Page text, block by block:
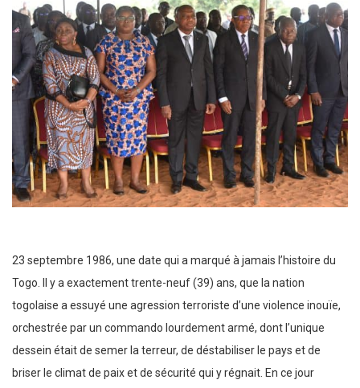
23 septembre 1986, une date qui a marqué à jamais l’histoire du
Togo. Il y a exactement trente-neuf (39) ans, que la nation
togolaise a essuyé une agression terroriste d’une violence inouïe,
orchestrée par un commando lourdement armé, dont l’unique
dessein était de semer la terreur, de déstabiliser le pays et de
briser le climat de paix et de sécurité qui y régnait. En ce jour